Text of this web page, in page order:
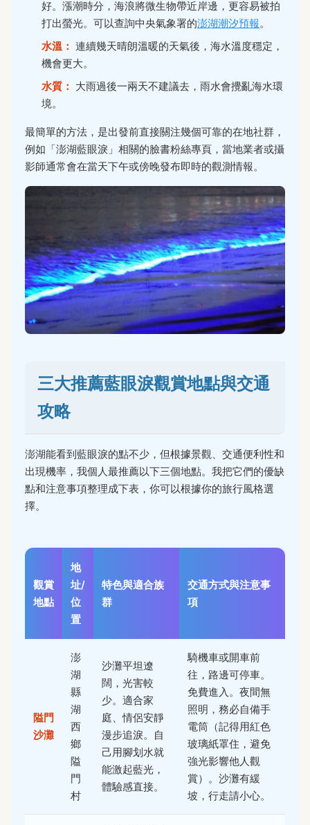
好。漲潮時分，海浪將微生物帶近岸邊，更容易被拍
打出螢光。可以查詢中央氣象署的澎湖潮汐預報。
水溫： 連續幾天晴朗溫暖的天氣後，海水溫度穩定，
機會更大。
水質： 大雨過後一兩天不建議去，雨水會攪亂海水環
境。
最簡單的方法，是出發前直接關注幾個可靠的在地社群，
例如「澎湖藍眼淚」相關的臉書粉絲專頁，當地業者或攝
影師通常會在當天下午或傍晚發布即時的觀測情報。
三大推薦藍眼淚觀賞地點與交通
攻略
澎湖能看到藍眼淚的點不少，但根據景觀、交通便利性和
出現機率，我個人最推薦以下三個地點。我把它們的優缺
點和注意事項整理成下表，你可以根據你的旅行風格選
擇。
觀賞
地點
地
址/
位
置
特色與適合族
群
交通方式與注意事
項
隘門
沙灘
澎
湖
縣
湖
西
鄉
隘
門
村
沙灘平坦遼
闊，光害較
少。適合家
庭、情侶安靜
漫步追淚。自
己用腳划水就
能激起藍光，
體驗感直接。
騎機車或開車前
往，路邊可停車。
免費進入。夜間無
照明，務必自備手
電筒（記得用紅色
玻璃紙罩住，避免
強光影響他人觀
賞）。沙灘有緩
坡，行走請小心。